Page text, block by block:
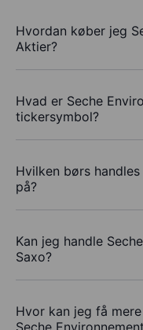
Hvordan køber jeg
Aktier?
Hvad er Seche
tickersymbol?
Hvilken børs
på?
Kan jeg handle
Saxo?
Hvor kan jeg få